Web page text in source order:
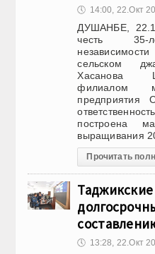
🕔 14:00, 22.Окт
ДУШАНБЕ,
честь 35-
сельском
Хасанова
филиалом
предприятия
построена
выращивания
Прочитать
🕔 13:28, 22.Окт